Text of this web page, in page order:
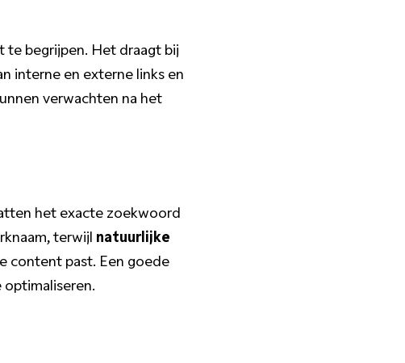
te begrijpen. Het draagt bij
interne en externe links en
verwachten na het
het exacte zoekwoord
terwijl natuurlijke
content past. Een goede